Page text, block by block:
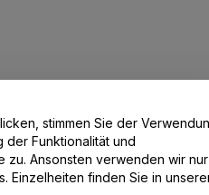
stimmen Sie der
Funktionalität und
wir nur
Einzelheiten finden Sie in